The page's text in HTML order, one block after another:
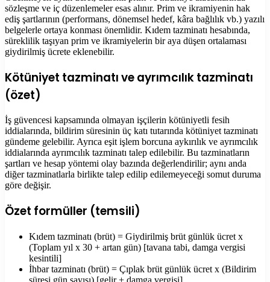
sözleşme ve iç düzenlemeler esas alınır. Prim ve ikramiyenin hak
ediş şartlarının (performans, dönemsel hedef, kâra bağlılık vb.) yazılı
belgelerle ortaya konması önemlidir. Kıdem tazminatı hesabında,
süreklilik taşıyan prim ve ikramiyelerin bir aya düşen ortalaması
giydirilmiş ücrete eklenebilir.
Kötüniyet tazminatı ve ayrımcılık tazminatı
(özet)
İş güvencesi kapsamında olmayan işçilerin kötüniyetli fesih
iddialarında, bildirim süresinin üç katı tutarında kötüniyet tazminatı
gündeme gelebilir. Ayrıca eşit işlem borcuna aykırılık ve ayrımcılık
iddialarında ayrımcılık tazminatı talep edilebilir. Bu tazminatların
şartları ve hesap yöntemi olay bazında değerlendirilir; aynı anda
diğer tazminatlarla birlikte talep edilip edilemeyeceği somut duruma
göre değişir.
Özet formüller (temsili)
Kıdem tazminatı (brüt) = Giydirilmiş brüt günlük ücret x
(Toplam yıl x 30 + artan gün) [tavana tabi, damga vergisi
kesintili]
İhbar tazminatı (brüt) = Çıplak brüt günlük ücret x (Bildirim
süresi gün sayısı) [gelir + damga vergisi]